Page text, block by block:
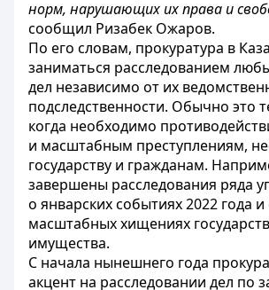
норм, нарушающих их права и
сообщил Ризабек Ожаров.
По его словам, прокуратура в
заниматься расследованием
дел независимо от их
подследственности. Обычно это
когда необходимо
и масштабным преступлениям,
государству и гражданам.
завершены расследования ряда
о январских событиях 2022 года и
масштабных хищениях
имущества.
С начала нынешнего года
акцент на расследовании дел по